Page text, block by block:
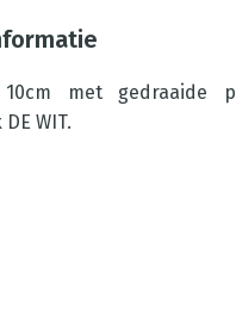
10cm met gedraaide
WIT.